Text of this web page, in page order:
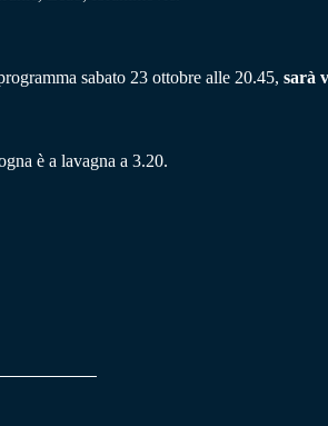
sabato 23 ottobre alle 20.45, sarà
è a lavagna a 3.20.